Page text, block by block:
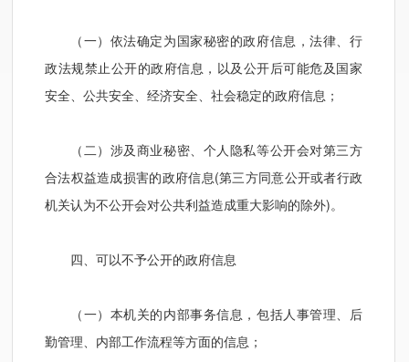
（一）依法确定为国家秘密的政府信息，法律、行
政法规禁止公开的政府信息，以及公开后可能危及国家
安全、公共安全、经济安全、社会稳定的政府信息；
（二）涉及商业秘密、个人隐私等公开会对第三方
合法权益造成损害的政府信息(第三方同意公开或者行政
机关认为不公开会对公共利益造成重大影响的除外)。
四、可以不予公开的政府信息
（一）本机关的内部事务信息，包括人事管理、后
勤管理、内部工作流程等方面的信息；